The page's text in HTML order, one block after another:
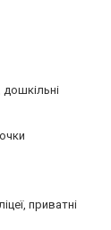
приватні